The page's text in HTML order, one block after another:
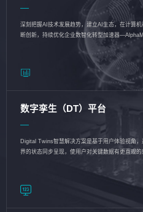
深刻把握AI技术发展趋势，建立AI生态，在计算
断创新，持续优化企业数智化转型加速器
数字孪生（DT）平台
Digital Twins智慧解决方案是基于用户体验视角
界的状态同步呈现，使用户对关键数据有更直观